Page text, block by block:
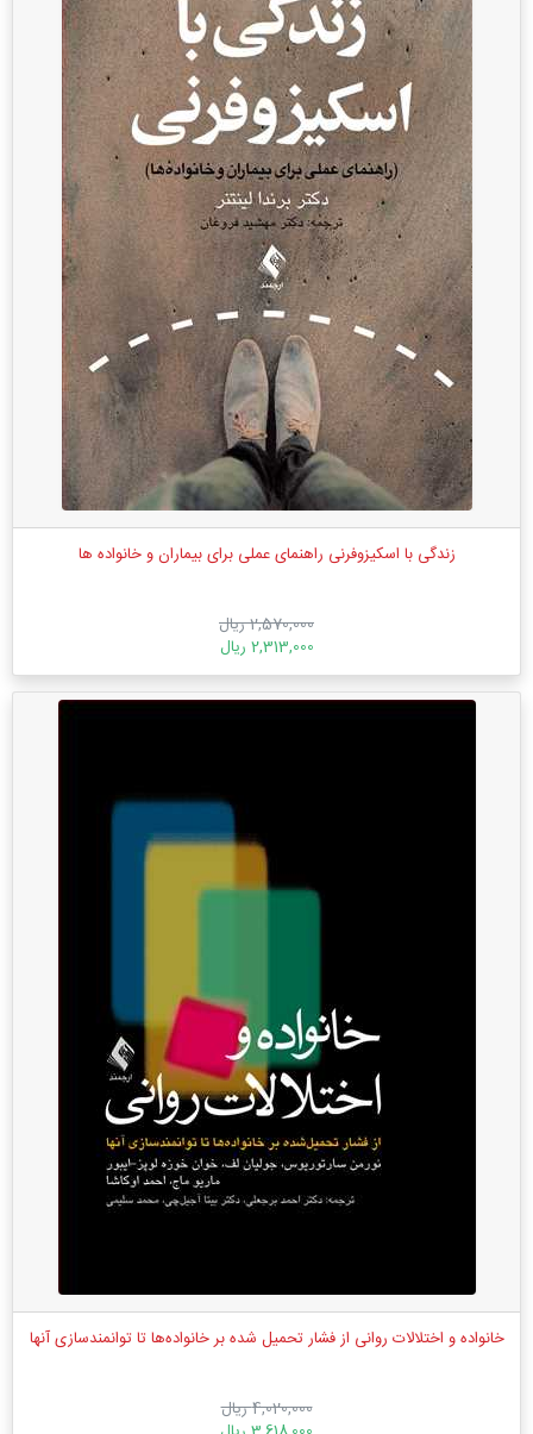
زندگی با اسکیزوفرنی راهنمای عملی برای بیماران و خانواده ها
2,570,000 ریال
2,313,000 ریال
خانواده‌ و اختلالات روانی از فشار تحمیل شده بر خانواده‌ها تا توانمندسازی آنها
4,020,000 ریال